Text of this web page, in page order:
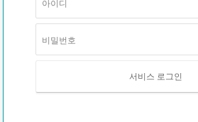
서비스 로그인